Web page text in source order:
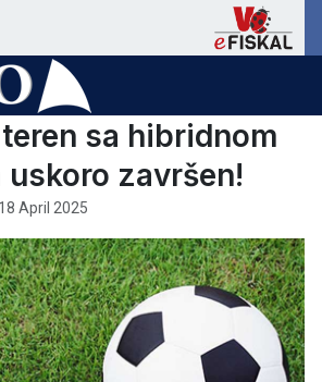
sa hibridnom
završen!
18 April 2025